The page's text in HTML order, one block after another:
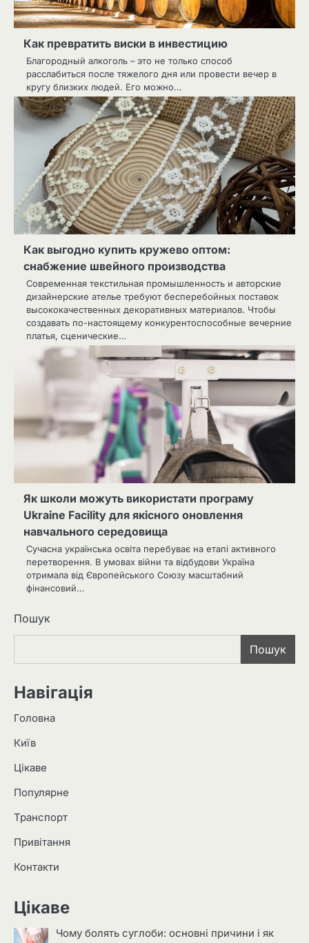
Как превратить виски в инвестицию
Благородный алкоголь – это не только способ
расслабиться после тяжелого дня или провести вечер в
кругу близких людей. Его можно…
Как выгодно купить кружево оптом:
снабжение швейного производства
Современная текстильная промышленность и авторские
дизайнерские ателье требуют бесперебойных поставок
высококачественных декоративных материалов. Чтобы
создавать по-настоящему конкурентоспособные вечерние
платья, сценические…
Як школи можуть використати програму
Ukraine Facility для якісного оновлення
навчального середовища
Сучасна українська освіта перебуває на етапі активного
перетворення. В умовах війни та відбудови Україна
отримала від Європейського Союзу масштабний
фінансовий…
Пошук
Пошук
Навігація
Головна
Київ
Цікаве
Популярне
Транспорт
Привітання
Контакти
Цікаве
Чому болять суглоби: основні причини і як